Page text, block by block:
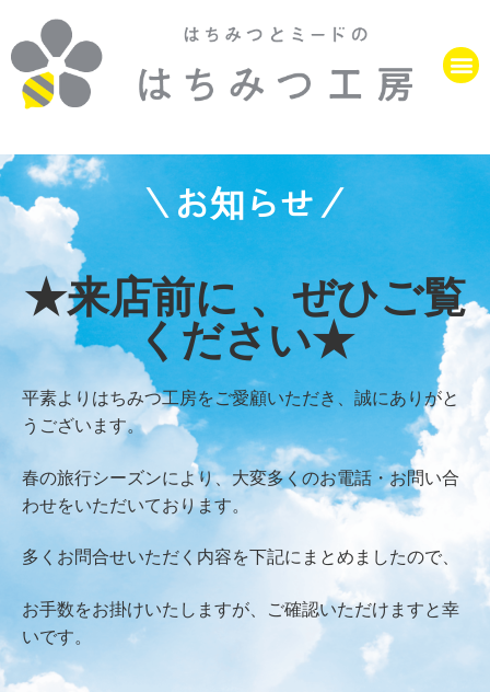
＼お知らせ／
★来店前に 、ぜひご覧
ください★
平素よりはちみつ工房をご愛顧いただき、誠にありがと
うございます。
春の旅行シーズンにより、大変多くのお電話・お問い合
わせをいただいております。
多くお問合せいただく内容を下記にまとめましたので、
お手数をお掛けいたしますが、ご確認いただけますと幸
いです。